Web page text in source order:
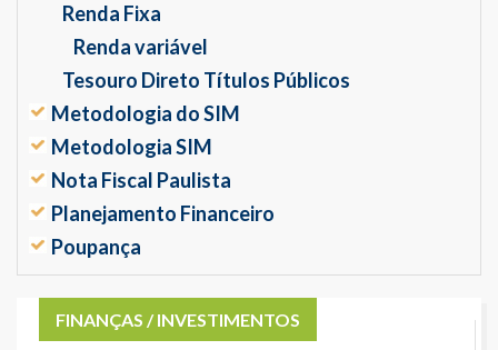
Renda Fixa
Renda variável
Tesouro Direto Títulos Públicos
Metodologia do SIM
Metodologia SIM
Nota Fiscal Paulista
Planejamento Financeiro
Poupança
FINANÇAS / INVESTIMENTOS